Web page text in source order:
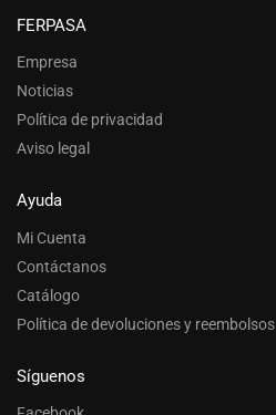
FERPASA
Empresa
Noticias
Política de privacidad
Aviso legal
Ayuda
Mi Cuenta
Contáctanos
Catálogo
Política de devoluciones y reembolsos
Síguenos